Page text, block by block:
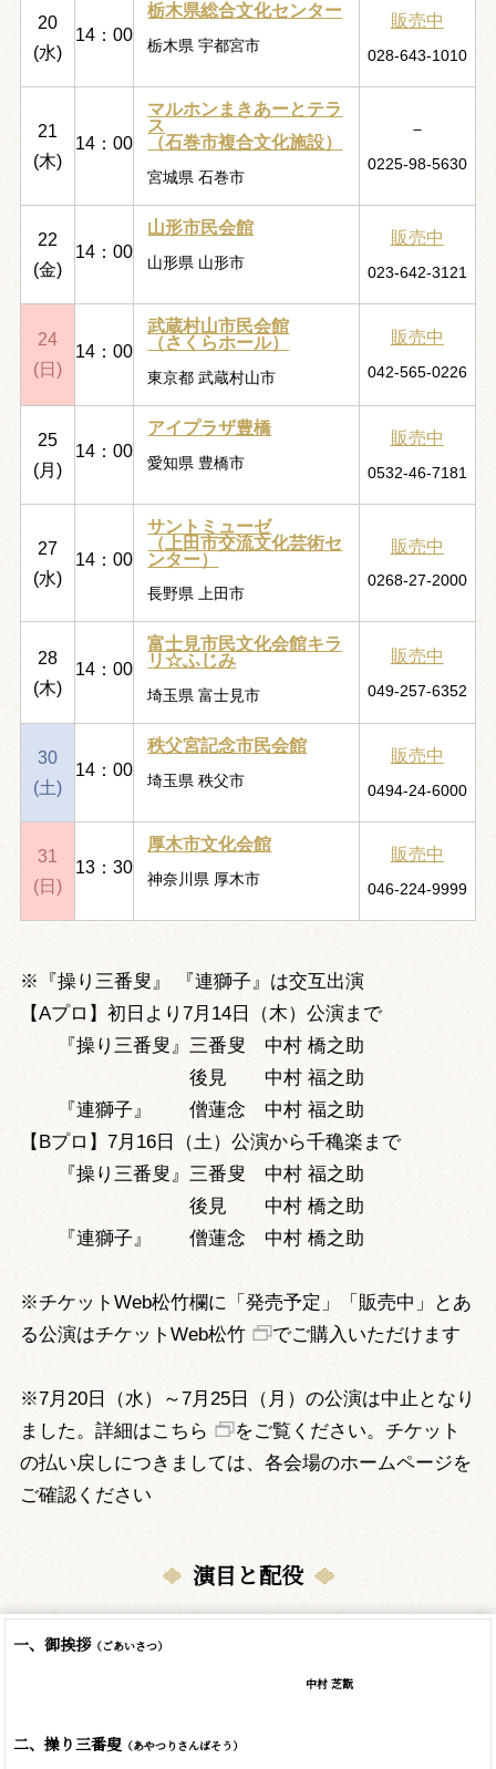
20
(水)
14：00
栃木県総合文化センター
栃木県 宇都宮市
販売中
028-643-1010
21
(木)
14：00
マルホンまきあーとテラ
ス
（石巻市複合文化施設）
宮城県 石巻市
－
0225-98-5630
22
(金)
14：00
山形市民会館
山形県 山形市
販売中
023-642-3121
24
(日)
14：00
武蔵村山市民会館
（さくらホール）
東京都 武蔵村山市
販売中
042-565-0226
25
(月)
14：00
アイプラザ豊橋
愛知県 豊橋市
販売中
0532-46-7181
27
(水)
14：00
サントミューゼ
（上田市交流文化芸術セ
ンター）
長野県 上田市
販売中
0268-27-2000
28
(木)
14：00
富士見市民文化会館キラ
リ☆ふじみ
埼玉県 富士見市
販売中
049-257-6352
30
(土)
14：00
秩父宮記念市民会館
埼玉県 秩父市
販売中
0494-24-6000
31
(日)
13：30
厚木市文化会館
神奈川県 厚木市
販売中
046-224-9999
※『操り三番叟』 『連獅子』は交互出演
【Aプロ】初日より7月14日（木）公演まで
『操り三番叟』三番叟 中村 橋之助
後見 中村 福之助
『連獅子』 僧蓮念 中村 福之助
【Bプロ】7月16日（土）公演から千穐楽まで
『操り三番叟』三番叟 中村 福之助
後見 中村 橋之助
『連獅子』 僧蓮念 中村 橋之助
※チケットWeb松竹欄に「発売予定」「販売中」とあ
る公演はチケットWeb松竹 でご購入いただけます
※7月20日（水）～7月25日（月）の公演は中止となり
ました。詳細はこちら
をご覧ください。チケット
の払い戻しにつきましては、各会場のホームページを
ご確認ください
演目と配役
一、御挨拶（ごあいさつ）
中村 芝翫
二、操り三番叟（あやつりさんばそう）